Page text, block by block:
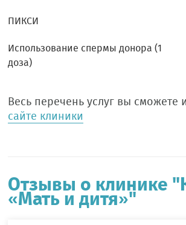
ПИКСИ
Использование спермы донора (1
доза)
Весь перечень услуг вы сможете
сайте клиники
Отзывы о клинике
«Мать и дитя»"